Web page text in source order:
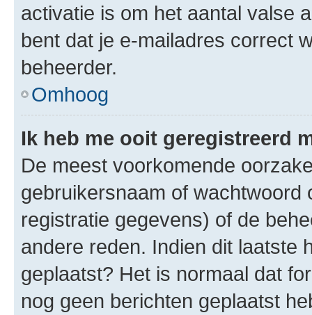
activatie is om het aantal valse
bent dat je e-mailadres correct
beheerder.
Omhoog
Ik heb me ooit geregistreerd
De meest voorkomende
gebruikersnaam of wachtwoord
registratie gegevens) of de
andere reden. Indien dit laatste
geplaatst? Het is normaal dat
nog geen berichten geplaatst